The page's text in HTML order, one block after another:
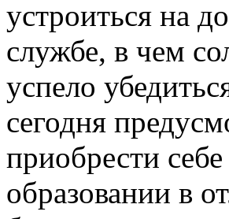
устроиться на
службе, в чем
успело
сегодня
приобрести
образовании в